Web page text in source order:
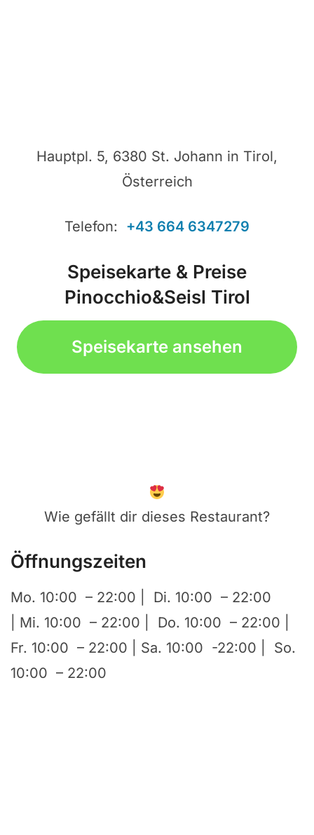
Hauptpl. 5, 6380 St. Johann in Tirol,
Österreich
Telefon: +43 664 6347279
Speisekarte & Preise
Pinocchio&Seisl Tirol
Speisekarte ansehen
Wie gefällt dir dieses Restaurant?
Öffnungszeiten
Mo. 10:00 – 22:00 | Di. 10:00 – 22:00
| Mi. 10:00 – 22:00 | Do. 10:00 – 22:00 |
Fr. 10:00 – 22:00 | Sa. 10:00 -22:00 | So.
10:00 – 22:00